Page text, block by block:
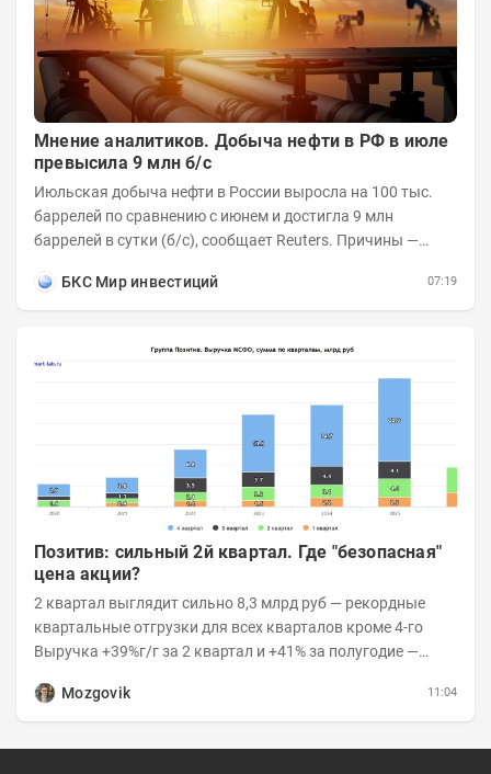
Мнение аналитиков. Добыча нефти в РФ в июле
превысила 9 млн б/с
Июльская добыча нефти в России выросла на 100 тыс.
баррелей по сравнению с июнем и достигла 9 млн
баррелей в сутки (б/с), сообщает Reuters. Причины —
БКС Мир инвестиций
07:19
Позитив: сильный 2й квартал. Где "безопасная"
цена акции?
2 квартал выглядит сильно 8,3 млрд руб — рекордные
квартальные отгрузки для всех кварталов кроме 4-го
Выручка +39%г/г за 2 квартал и +41% за полугодие —
Mozgovik
11:04